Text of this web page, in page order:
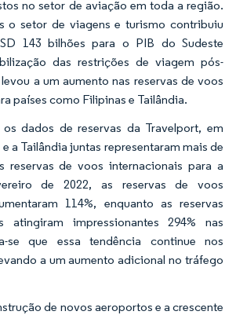
no setor de aviação em toda a região.
o setor de viagens e turismo contribuiu
143 bilhões para o PIB do Sudeste
das restrições de viagem pós-
a um aumento nas reservas de voos
países como Filipinas e Tailândia.
dados de reservas da Travelport, em
a Tailândia juntas representaram mais de
reservas de voos internacionais para a
de 2022, as reservas de voos
114%, enquanto as reservas
atingiram impressionantes 294% nas
se que essa tendência continue nos
a um aumento adicional no tráfego
de novos aeroportos e a crescente